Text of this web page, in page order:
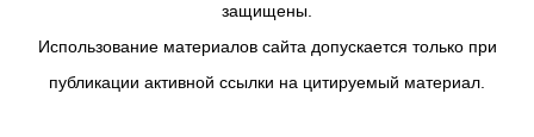
защищены.
Использование материалов сайта допускается только при
публикации активной ссылки на цитируемый материал.